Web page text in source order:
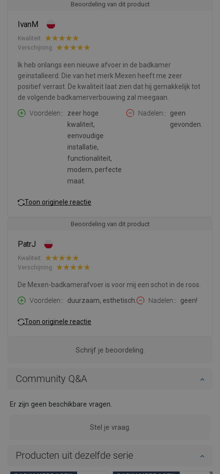
Beoordeling van dit product
IvanM
Kwaliteit:
Verschijning:
Ik heb onlangs een nieuwe afvoer in de badkamer
geïnstalleerd. Die van het merk Mexen heeft me zeer
positief verrast. De kwaliteit laat zien dat hij gemakkelijk tot
de volgende badkamerverbouwing zal meegaan.
Voordelen:
zeer hoge
kwaliteit,
eenvoudige
installatie,
functionaliteit,
modern, perfecte
maat.
Nadelen:
geen
gevonden.
Toon originele reactie
Beoordeling van dit product
PatrJ
Kwaliteit:
Verschijning:
De Mexen-badkamerafvoer is voor mij een schot in de roos.
Voordelen:
duurzaam, esthetisch. Nadelen: geen!
Toon originele reactie
Schrijf je beoordeling.
Community Q&A
Er zijn geen beschikbare vragen.
Stel je vraag.
Producten uit dezelfde serie